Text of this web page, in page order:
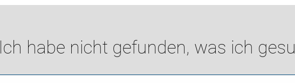
Ich habe nicht gefunden, was ich